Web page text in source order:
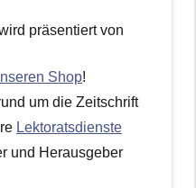
präsentiert von
Shop!
um die Zeitschrift
Lektoratsdienste
und Herausgeber